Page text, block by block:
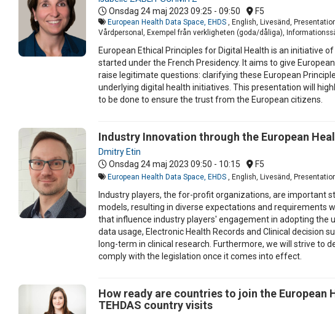
Onsdag 24 maj 2023 09:25 - 09:50 F5
European Health Data Space, EHDS , English, Livesänd,
Vårdpersonal, Exempel från verkligheten (goda/dåliga),
European Ethical Principles for Digital Health is an initiative
started under the French Presidency. It aims to give
raise legitimate questions: clarifying these European
underlying digital health initiatives. This presentation will
to be done to ensure the trust from the European citizens.
Industry Innovation through the European
Dmitry Etin
Onsdag 24 maj 2023 09:50 - 10:15 F5
European Health Data Space, EHDS , English, Livesänd,
Industry players, the for-profit organizations, are important
models, resulting in diverse expectations and requirements
that influence industry players' engagement in adopting the
data usage, Electronic Health Records and Clinical
long-term in clinical research. Furthermore, we will strive to
comply with the legislation once it comes into effect.
How ready are countries to join the European
TEHDAS country visits